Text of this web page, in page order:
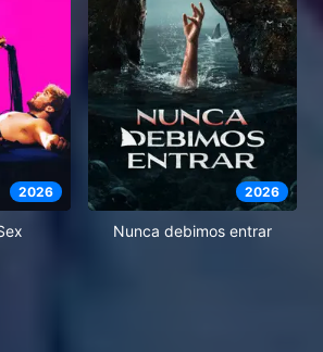
2026 2026
Nunca debimos entrar